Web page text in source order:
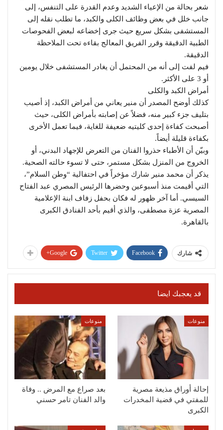
شعر بحالة من الإعياء الشديد وعدم القدرة على التنفس، إلى
جانب خلل في بعض وظائف الكلى والكبد، ما تطلب نقله إلى
المستشفى بشكل سريع حيث جرى إخضاعه لبعض الفحوصات
الطبية الدقيقة وقرر الفريق المعالج بقاءه تحت الملاحظة
الدقيقة.
فيم لفت إلى أنه من المحتمل أن يغادر المستشفى خلال يومين
أو 3 على الأكثر.
أمراض الكبد والكلى
كذلك أوضح المصدر أن منير يعاني من أمراض الكبد، إذ أصيب
بتليف جزء كبير منه، فضلاً عن إصابته بأمراض الكلى، حيث
أصبحت كفاءة إحدى كليتيه ضعيفة للغاية، فيما تعمل الأخرى
بكفاءة قليلة أيضاً.
وبيّن أن الأطباء حذروا الفنان من التعرض للإجهاد البدني، أو
الخروج من المنزل بشكل مستمر، حتى لا تسوء حالته الصحية.
يذكر أن محمد منير شارك مؤخراً في احتفالية “وطن السلام”،
التي أقيمت منذ أسبوعين وحضرها الرئيس المصري عبد الفتاح
السيسي. أما آخر ظهور له فكان بحفل زفاف ابنة الإعلامية
المصرية عزة مصطفى، والذي أقيم بأحد الفنادق الكبرى
بالقاهرة.
شارك Facebook
Twitter
Google+
قد يعجبك ايضا
منوعات
إحالة أوراق مذيعة مصرية
للمفتي في قضية المخدرات
الكبرى
منوعات
بعد صراع مع المرض .. وفاة
والد الفنان تامر حسني